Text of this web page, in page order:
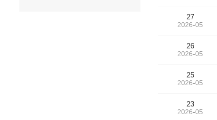
27
2026-05
26
2026-05
25
2026-05
23
2026-05